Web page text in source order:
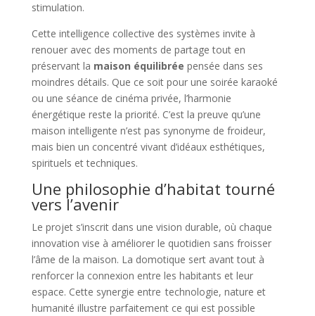
stimulation.
Cette intelligence collective des systèmes invite à
renouer avec des moments de partage tout en
préservant la maison équilibrée pensée dans ses
moindres détails. Que ce soit pour une soirée karaoké
ou une séance de cinéma privée, l’harmonie
énergétique reste la priorité. C’est la preuve qu’une
maison intelligente n’est pas synonyme de froideur,
mais bien un concentré vivant d’idéaux esthétiques,
spirituels et techniques.
Une philosophie d’habitat tourné
vers l’avenir
Le projet s’inscrit dans une vision durable, où chaque
innovation vise à améliorer le quotidien sans froisser
l’âme de la maison. La domotique sert avant tout à
renforcer la connexion entre les habitants et leur
espace. Cette synergie entre technologie, nature et
humanité illustre parfaitement ce qui est possible